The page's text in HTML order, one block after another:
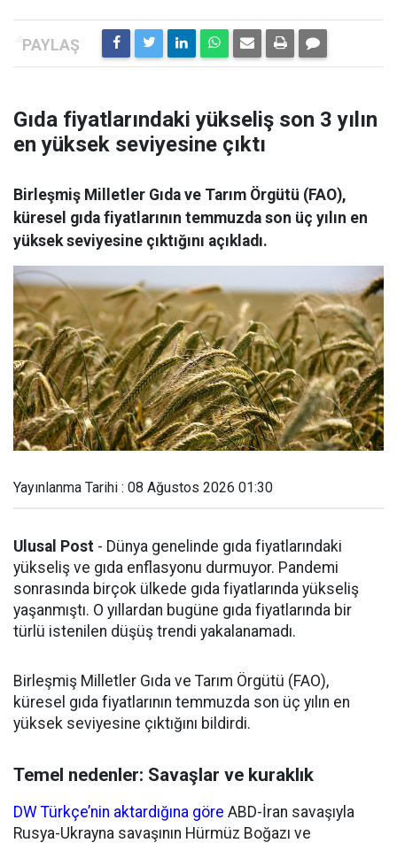
Gıda fiyatlarındaki yükseliş son 3 yılın
en yüksek seviyesine çıktı
Birleşmiş Milletler Gıda ve Tarım Örgütü (FAO),
küresel gıda fiyatlarının temmuzda son üç yılın en
yüksek seviyesine çıktığını açıkladı.
Yayınlanma Tarihi : 08 Ağustos 2026 01:30
Ulusal Post - Dünya genelinde gıda fiyatlarındaki
yükseliş ve gıda enflasyonu durmuyor. Pandemi
sonrasında birçok ülkede gıda fiyatlarında yükseliş
yaşanmıştı. O yıllardan bugüne gıda fiyatlarında bir
türlü istenilen düşüş trendi yakalanamadı.
Birleşmiş Milletler Gıda ve Tarım Örgütü (FAO),
küresel gıda fiyatlarının temmuzda son üç yılın en
yüksek seviyesine çıktığını bildirdi.
Temel nedenler: Savaşlar ve kuraklık
DW Türkçe’nin aktardığına göre ABD-İran savaşıyla
Rusya-Ukrayna savaşının Hürmüz Boğazı ve